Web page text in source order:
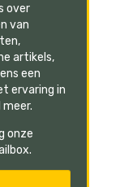
over
van
artikels,
een
ervaring in
onze